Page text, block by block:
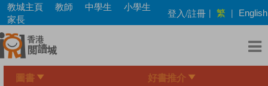
Skip
main
content
教城主頁 教師 中學生
小學生
家長
登入/註冊 | 繁 | English
圖書 好書推介